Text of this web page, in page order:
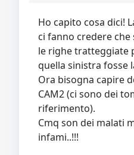
Ho capito cosa dici!
ci fanno credere
le righe tratteggiate
quella sinistra fosse
Ora bisogna capire
CAM2 (ci sono dei
riferimento).
Cmq son dei malati
infami..!!!